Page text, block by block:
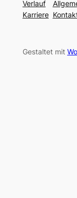
Verlauf
Karriere
Gestaltet mit